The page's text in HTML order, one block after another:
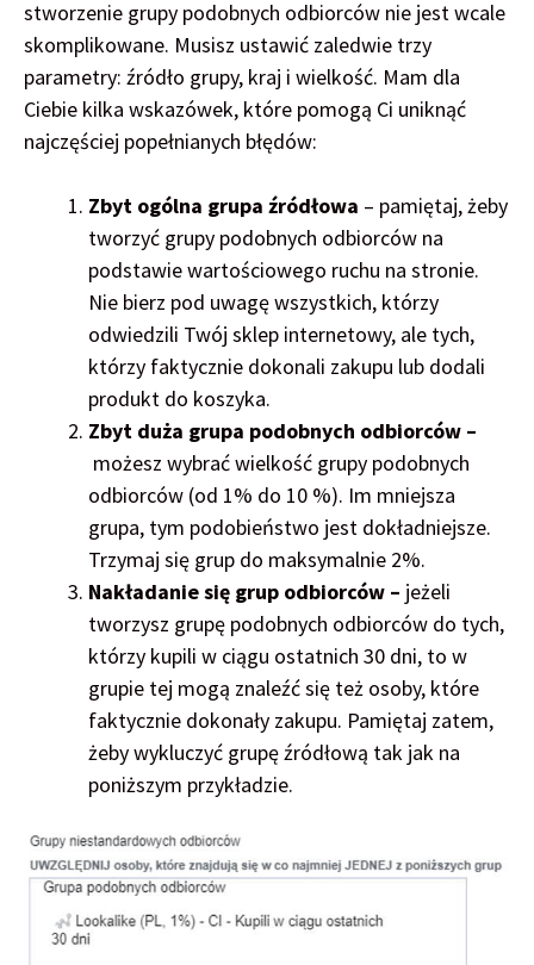
stworzenie grupy podobnych odbiorców nie jest wcale
skomplikowane. Musisz ustawić zaledwie trzy
parametry: źródło grupy, kraj i wielkość. Mam dla
Ciebie kilka wskazówek, które pomogą Ci uniknąć
najczęściej popełnianych błędów:
Zbyt ogólna grupa źródłowa – pamiętaj, żeby
tworzyć grupy podobnych odbiorców na
podstawie wartościowego ruchu na stronie.
Nie bierz pod uwagę wszystkich, którzy
odwiedzili Twój sklep internetowy, ale tych,
którzy faktycznie dokonali zakupu lub dodali
produkt do koszyka.
Zbyt duża grupa podobnych odbiorców –
możesz wybrać wielkość grupy podobnych
odbiorców (od 1% do 10 %). Im mniejsza
grupa, tym podobieństwo jest dokładniejsze.
Trzymaj się grup do maksymalnie 2%.
Nakładanie się grup odbiorców – jeżeli
tworzysz grupę podobnych odbiorców do tych,
którzy kupili w ciągu ostatnich 30 dni, to w
grupie tej mogą znaleźć się też osoby, które
faktycznie dokonały zakupu. Pamiętaj zatem,
żeby wykluczyć grupę źródłową tak jak na
poniższym przykładzie.